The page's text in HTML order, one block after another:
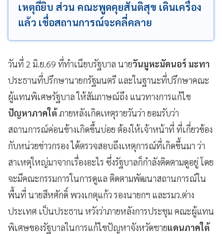
เหตุถี่ยิบ ส่วน คณะพูดคุยสันติสุข เดินเครื่อง
แล้ว เชื่อสถานการณ์จะคลี่คลาย
วันที่ 2 มิ.ย.69 ที่ทําเนียบรัฐบาล นายวันมูหะมัดนอร์ มะทา
ประธานที่ปรึกษานายกรัฐมนตรี และในฐานะที่ปรึกษาคณะ
ผู้แทนพิเศษรัฐบาล ให้สัมภาษณ์ถึง แนวทางการแก้ไข
ปัญหาภาคใต้ภายหลังเกิดเหตุรายวันว่า ยอมรับว่า
สถานการณ์ค่อนข้างเกิดขึ้นบ่อย ต้องให้เจ้าหน้าที่ ที่เกี่ยวข้อง
กับหน่วยข่าวกรอง ได้ตรวจสอบถึงเหตุการณ์ที่เกิดขึ้นมา ว่า
สาเหตุใหญ่มาจากเรื่องอะไร ซึ่งรัฐบาลก็กําลังติดตามดูอยู่ โดย
จะมีคณะกรรมการในการดูแล ติดตามพัฒนาสถานการณ์ใน
พื้นที่ นายสีหศักดิ์ พวงเกตุแก้ว รองนายกฯ และรมว.ต่าง
ประเทศ เป็นประธาน หวังว่าภายหลังการประชุม คณะผู้แทน
พิเศษของรัฐบาลในการแก้ไขปัญหาจังหวัดชายแดนภาคใต้